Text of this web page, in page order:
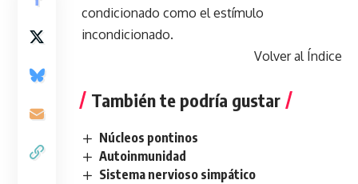
condicionado como el estímulo
incondicionado.
Volver al Índice
También te podría gustar
Núcleos pontinos
Autoinmunidad
Sistema nervioso simpático